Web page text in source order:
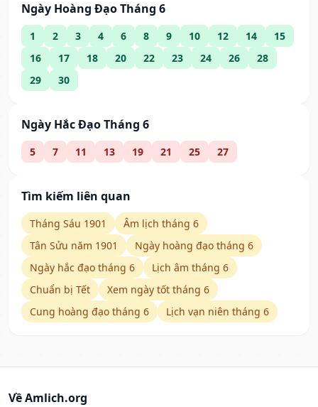
Ngày Hoàng Đạo Tháng 6
1 2 3 4 6 8 9 10 12 14
15
16
17 18 20 22 23 24 26
28
29
30
Ngày Hắc Đạo Tháng 6
5 7 11 13 19 21 25 27
Tìm kiếm liên quan
Tháng Sáu 1901
Âm lịch tháng 6
Tân Sửu năm 1901
Ngày hoàng đạo tháng 6
Ngày hắc đạo tháng 6
Lịch âm tháng 6
Chuẩn bị Tết
Xem ngày tốt tháng 6
Cung hoàng đạo tháng 6
Lịch vạn niên tháng 6
Về Amlich.org